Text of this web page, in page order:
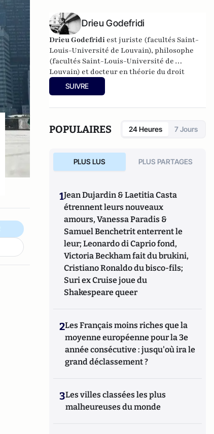
Drieu Godefridi
Drieu Godefridi est juriste (facultés Saint-
Louis-Université de Louvain), philosophe
(facultés Saint-Louis-Université de
Louvain) et docteur en théorie du droit
(Paris IV-Sorbonne).
SUIVRE
POPULAIRES 24 Heures 7 Jours
PLUS LUS PLUS PARTAGES
1Jean Dujardin & Laetitia Casta
étrennent leurs nouveaux
amours, Vanessa Paradis &
Samuel Benchetrit enterrent le
leur; Leonardo di Caprio fond,
Victoria Beckham fait du brukini,
Cristiano Ronaldo du bisco-fils;
Suri ex Cruise joue du
Shakespeare queer
2Les Français moins riches que la
moyenne européenne pour la 3e
année consécutive : jusqu'où ira le
grand déclassement ?
3Les villes classées les plus
malheureuses du monde